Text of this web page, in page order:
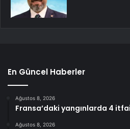
En Güncel Haberler
Ağustos 8, 2026
Fransa’daki yangınlarda 4
Ağustos 8, 2026